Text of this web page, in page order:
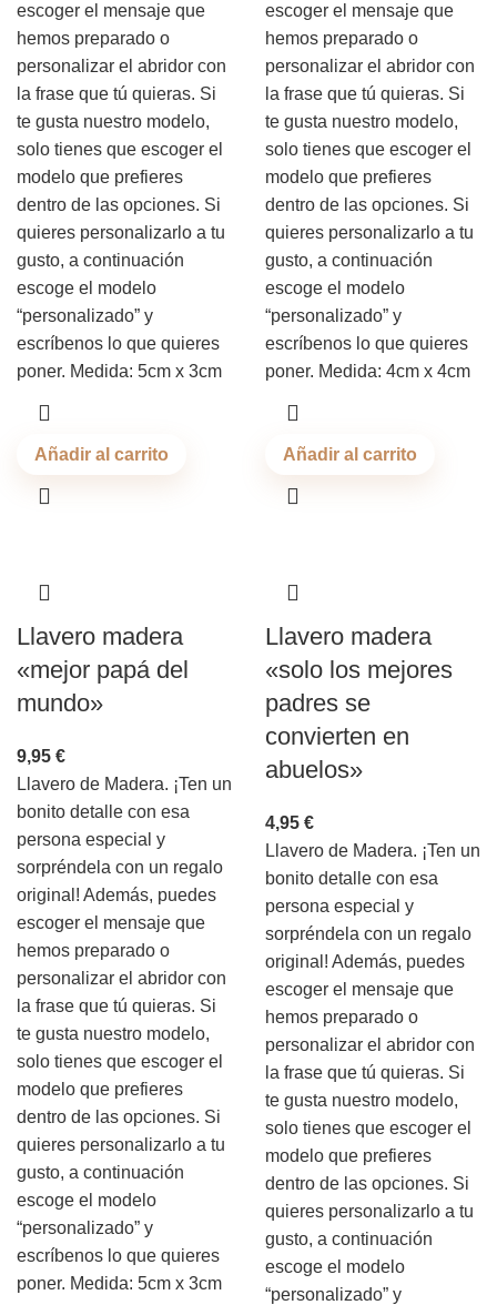
escoger el mensaje que
hemos preparado o
personalizar el abridor con
la frase que tú quieras. Si
te gusta nuestro modelo,
solo tienes que escoger el
modelo que prefieres
dentro de las opciones. Si
quieres personalizarlo a tu
gusto, a continuación
escoge el modelo
“personalizado” y
escríbenos lo que quieres
poner. Medida: 5cm x 3cm
Añadir al carrito
escoger el mensaje que
hemos preparado o
personalizar el abridor con
la frase que tú quieras. Si
te gusta nuestro modelo,
solo tienes que escoger el
modelo que prefieres
dentro de las opciones. Si
quieres personalizarlo a tu
gusto, a continuación
escoge el modelo
“personalizado” y
escríbenos lo que quieres
poner. Medida: 4cm x 4cm
Añadir al carrito
Llavero madera
«mejor papá del
mundo»
9,95 €
Llavero de Madera. ¡Ten un
bonito detalle con esa
persona especial y
sorpréndela con un regalo
original! Además, puedes
escoger el mensaje que
hemos preparado o
personalizar el abridor con
la frase que tú quieras. Si
te gusta nuestro modelo,
solo tienes que escoger el
modelo que prefieres
dentro de las opciones. Si
quieres personalizarlo a tu
gusto, a continuación
escoge el modelo
“personalizado” y
escríbenos lo que quieres
poner. Medida: 5cm x 3cm
Llavero madera
«solo los mejores
padres se
convierten en
abuelos»
4,95 €
Llavero de Madera. ¡Ten un
bonito detalle con esa
persona especial y
sorpréndela con un regalo
original! Además, puedes
escoger el mensaje que
hemos preparado o
personalizar el abridor con
la frase que tú quieras. Si
te gusta nuestro modelo,
solo tienes que escoger el
modelo que prefieres
dentro de las opciones. Si
quieres personalizarlo a tu
gusto, a continuación
escoge el modelo
“personalizado” y